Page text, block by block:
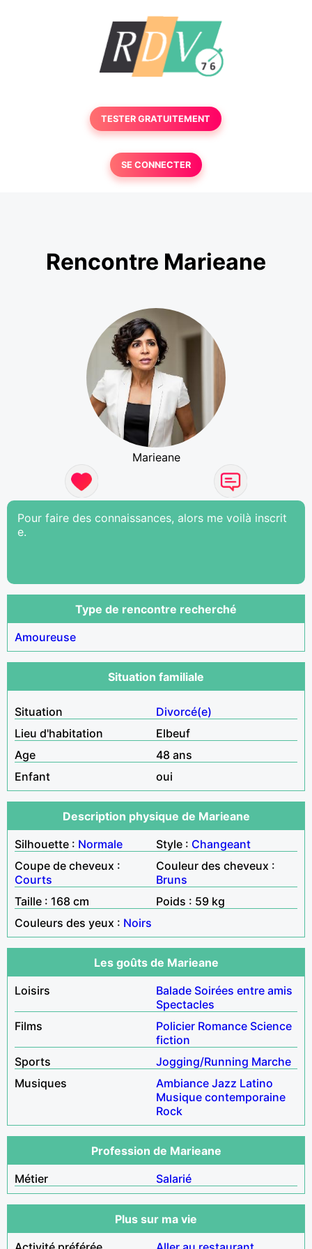
TESTER GRATUITEMENT
SE CONNECTER
Rencontre Marieane
Marieane
Pour faire des connaissances, alors me voilà inscrit
e.
Type de rencontre recherché
Amoureuse
Situation familiale
Situation
Divorcé(e)
Lieu d'habitation
Elbeuf
Age
48 ans
Enfant
oui
Description physique de Marieane
Silhouette : Normale Style : Changeant
Coupe de cheveux :
Courts
Couleur des cheveux :
Bruns
Taille : 168 cm
Poids : 59 kg
Couleurs des yeux : Noirs
Les goûts de Marieane
Loisirs
Balade Soirées entre amis
Spectacles
Films
Policier Romance Science
fiction
Sports
Jogging/Running Marche
Musiques
Ambiance Jazz Latino
Musique contemporaine
Rock
Profession de Marieane
Métier
Salarié
Plus sur ma vie